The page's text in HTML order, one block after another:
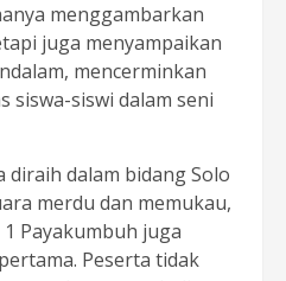
menggambarkan
juga menyampaikan
mencerminkan
siswa-siswi dalam seni
diraih dalam bidang Solo
merdu dan memukau,
Payakumbuh juga
Peserta tidak